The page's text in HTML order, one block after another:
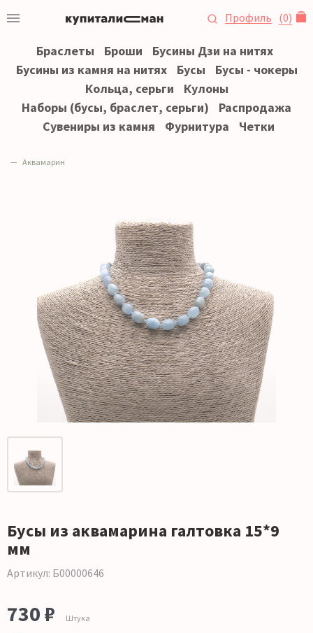
Профиль (0)
Браслеты Броши
Бусины Дзи на нитях
Бусины из камня на нитях
Бусы
Бусы - чокеры
Кольца, серьги
Кулоны
Наборы (бусы, браслет, серьги)
Распродажа
Сувениры из камня
Фурнитура Четки
Аквамарин
Бусы из аквамарина галтовка 15*9
мм
Артикул: Б00000646
730 ₽ Штука